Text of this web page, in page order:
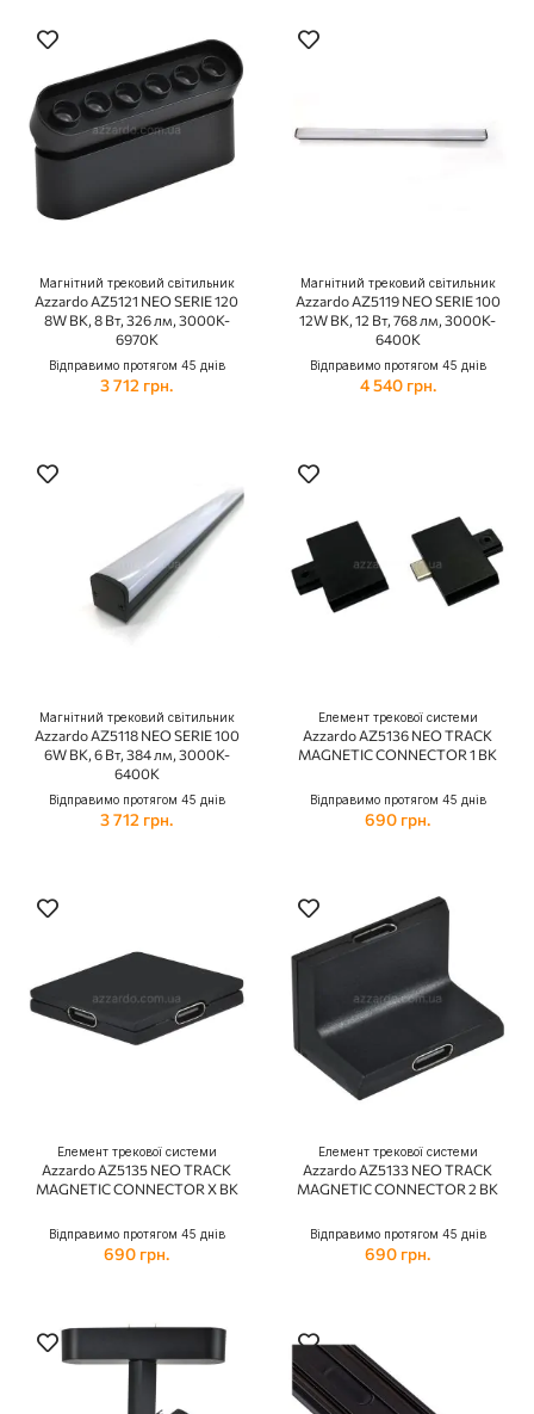
Магнітний трековий світильник
Azzardo AZ5121 NEO SERIE 120
8W BK, 8 Вт, 326 лм, 3000K-
6970K
Відправимо протягом 45 днів
3 712 грн.
Магнітний трековий світильник
Azzardo AZ5119 NEO SERIE 100
12W BK, 12 Вт, 768 лм, 3000K-
6400K
Відправимо протягом 45 днів
4 540 грн.
Магнітний трековий світильник
Azzardo AZ5118 NEO SERIE 100
6W BK, 6 Вт, 384 лм, 3000K-
6400K
Відправимо протягом 45 днів
3 712 грн.
Елемент трекової системи
Azzardo AZ5136 NEO TRACK
MAGNETIC CONNECTOR 1 BK
Відправимо протягом 45 днів
690 грн.
Елемент трекової системи
Azzardo AZ5135 NEO TRACK
MAGNETIC CONNECTOR X BK
Відправимо протягом 45 днів
690 грн.
Елемент трекової системи
Azzardo AZ5133 NEO TRACK
MAGNETIC CONNECTOR 2 BK
Відправимо протягом 45 днів
690 грн.